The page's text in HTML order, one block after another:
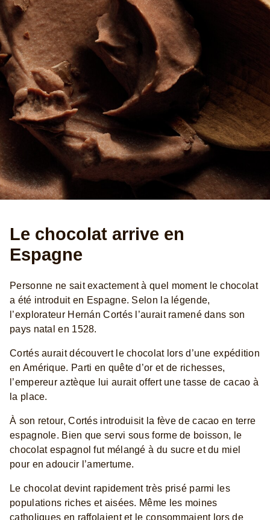
Le chocolat arrive en
Espagne
Personne ne sait exactement à quel moment le chocolat
a été introduit en Espagne. Selon la légende,
l’explorateur Hernán Cortés l’aurait ramené dans son
pays natal en 1528.
Cortés aurait découvert le chocolat lors d’une expédition
en Amérique. Parti en quête d’or et de richesses,
l’empereur aztèque lui aurait offert une tasse de cacao à
la place.
À son retour, Cortés introduisit la fève de cacao en terre
espagnole. Bien que servi sous forme de boisson, le
chocolat espagnol fut mélangé à du sucre et du miel
pour en adoucir l’amertume.
Le chocolat devint rapidement très prisé parmi les
populations riches et aisées. Même les moines
catholiques en raffolaient et le consommaient lors de